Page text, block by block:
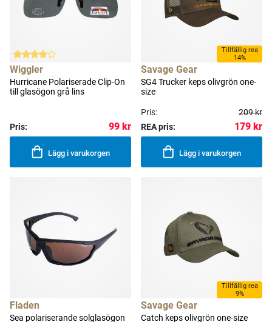
Wiggler
Hurricane Polariserade Clip-On
till glasögon grå lins
Pris: 99 kr
Lägg i varukorgen
Tillfällig rea
14%
Savage Gear
SG4 Trucker keps olivgrön one-
size
Pris:
209 kr
REA pris:
179 kr
Lägg i varukorgen
Fladen
Sea polariserande solglasögon
Tillfällig rea
9%
Savage Gear
Catch keps olivgrön one-size